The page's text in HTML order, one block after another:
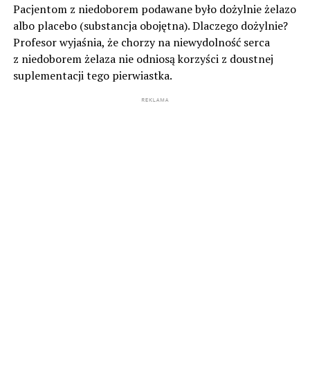
Pacjentom z niedoborem podawane było dożylnie żelazo
albo placebo (substancja obojętna). Dlaczego dożylnie?
Profesor wyjaśnia, że chorzy na niewydolność serca
z niedoborem żelaza nie odniosą korzyści z doustnej
suplementacji tego pierwiastka.